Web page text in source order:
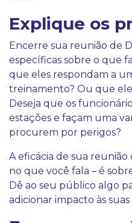
Explique os
Encerre sua reunião de
específicas sobre o que
que eles respondam a
treinamento? Ou que
Deseja que os
estações e façam uma
procurem por perigos?
A eficácia de sua
no que você fala – é
Dê ao seu público algo
adicionar impacto às suas